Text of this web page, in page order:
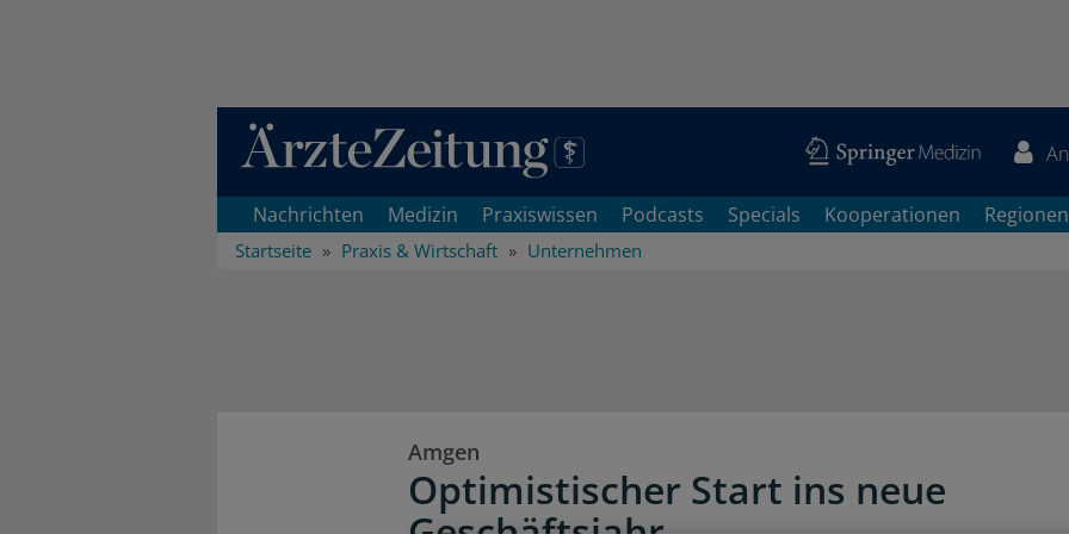
Direkt zum Inhaltsbereich
Nachrichten Medizin Praxiswissen Podcasts Specials Kooperationen Regionen
Startseite Praxis & Wirtschaft Unternehmen
Amgen
Optimistischer Start ins neue